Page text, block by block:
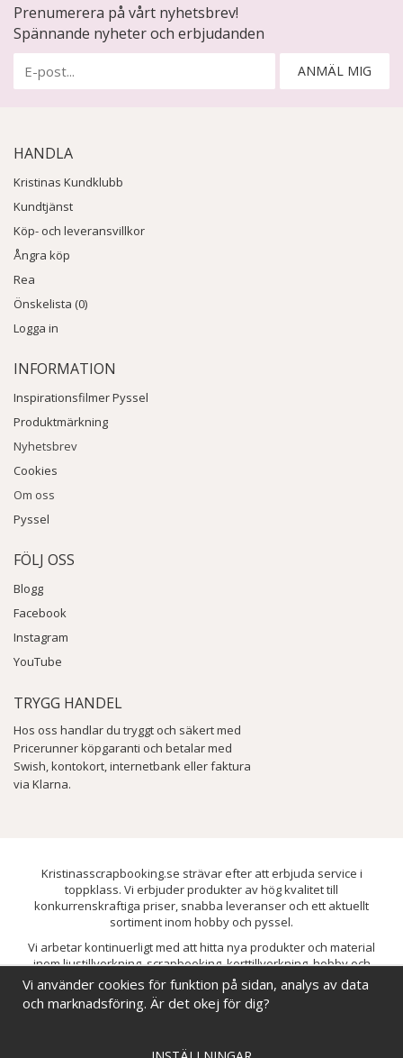
Prenumerera på vårt nyhetsbrev!
Spännande nyheter och erbjudanden
ANMÄL MIG
HANDLA
Kristinas Kundklubb
Kundtjänst
Köp- och leveransvillkor
Ångra köp
Rea
Önskelista (0)
Logga in
INFORMATION
Inspirationsfilmer Pyssel
Produktmärkning
Nyhetsbrev
Cookies
Om oss
Pyssel
FÖLJ OSS
Blogg
Facebook
Instagram
YouTube
TRYGG HANDEL
Hos oss handlar du tryggt och säkert med
Pricerunner köpgaranti och betalar med
Swish, kontokort, internetbank eller faktura
via Klarna.
Kristinasscrapbooking.se strävar efter att erbjuda service i
toppklass. Vi erbjuder produkter av hög kvalitet till
konkurrenskraftiga priser, snabba leveranser och ett aktuellt
sortiment inom hobby och pyssel.
Vi arbetar kontinuerligt med att hitta nya produkter och material
inom ljustillverkning, scrapbooking, korttillverkning, hobby och
pyssel. Målet är att bredda sortimentet och löpande förbättra och
utveckla vårt utbud, så att du alltid kan hitta det du behöver hos oss.
Vi använder cookies för funktion på sidan, analys av data
och marknadsföring. Är det okej för dig?